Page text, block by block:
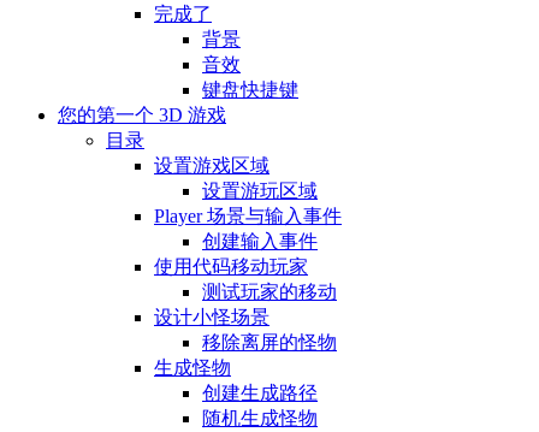
完成了
背景
音效
键盘快捷键
您的第一个 3D 游戏
目录
设置游戏区域
设置游玩区域
Player 场景与输入事件
创建输入事件
使用代码移动玩家
测试玩家的移动
设计小怪场景
移除离屏的怪物
生成怪物
创建生成路径
随机生成怪物